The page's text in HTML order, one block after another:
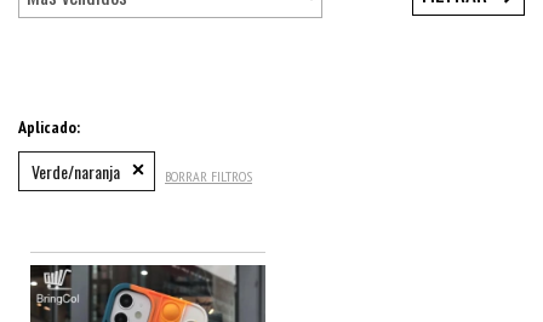
Aplicado:
Verde/naranja BORRAR FILTROS